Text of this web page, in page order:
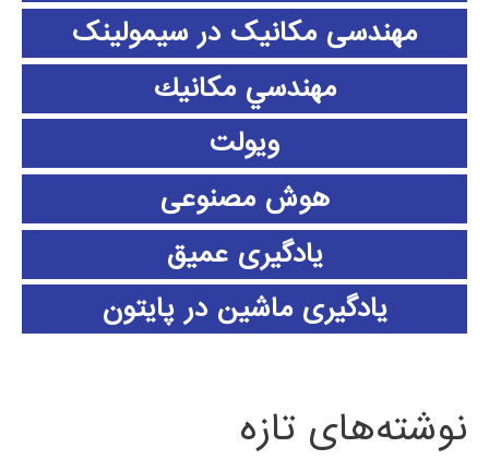
مهندسی مکانیک در سیمولینک
مهندسي مكانيك
ویولت
هوش مصنوعی
یادگیری عمیق
یادگیری ماشین در پایتون
نوشته‌های تازه